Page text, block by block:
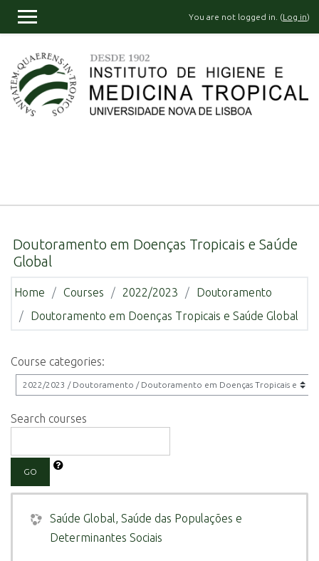
You are not logged in. (Log in)
Doutoramento em Doenças Tropicais e Saúde
Global
Home Courses 2022/2023
Doutoramento
Doutoramento em Doenças Tropicais e Saúde Global
Course categories:
Search courses
GO
Saúde Global, Saúde das Populações e
Determinantes Sociais